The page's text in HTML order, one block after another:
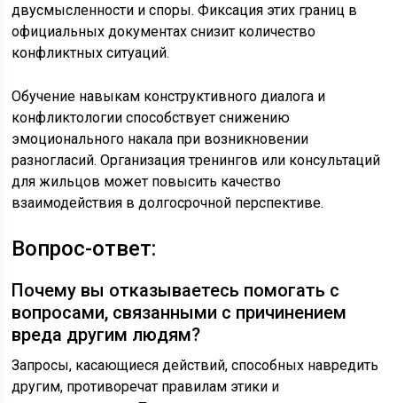
двусмысленности и споры. Фиксация этих границ в
официальных документах снизит количество
конфликтных ситуаций.
Обучение навыкам конструктивного диалога и
конфликтологии способствует снижению
эмоционального накала при возникновении
разногласий. Организация тренингов или консультаций
для жильцов может повысить качество
взаимодействия в долгосрочной перспективе.
Вопрос-ответ:
Почему вы отказываетесь помогать с
вопросами, связанными с причинением
вреда другим людям?
Запросы, касающиеся действий, способных навредить
другим, противоречат правилам этики и